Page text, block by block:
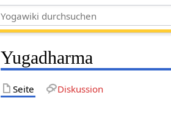
Yugadharma
Seite Diskussion